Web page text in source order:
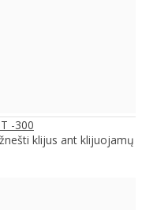
-300
klijus ant klijuojamų